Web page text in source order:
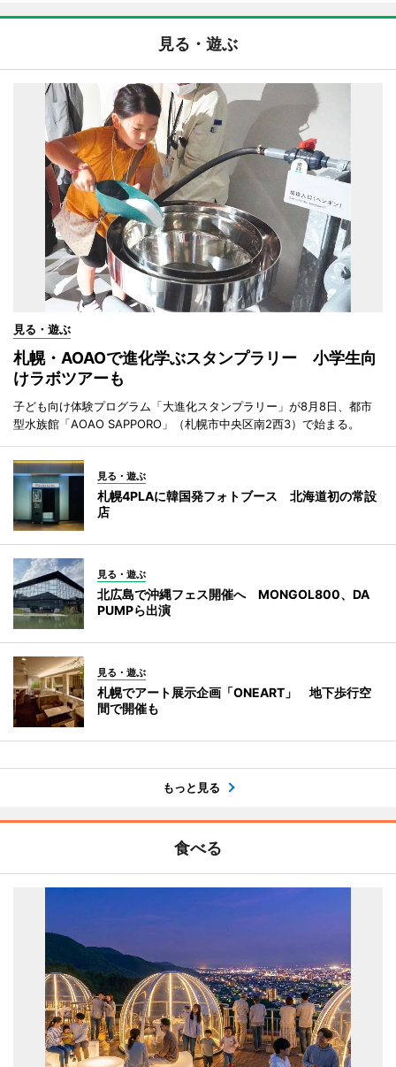
見る・遊ぶ
見る・遊ぶ
札幌・AOAOで進化学ぶスタンプラリー 小学生向
けラボツアーも
子ども向け体験プログラム「大進化スタンプラリー」が8月8日、都市
型水族館「AOAO SAPPORO」（札幌市中央区南2西3）で始まる。
見る・遊ぶ
札幌4PLAに韓国発フォトブース 北海道初の常設
店
見る・遊ぶ
北広島で沖縄フェス開催へ MONGOL800、DA
PUMPら出演
見る・遊ぶ
札幌でアート展示企画「ONEART」 地下歩行空
間で開催も
もっと見る
食べる